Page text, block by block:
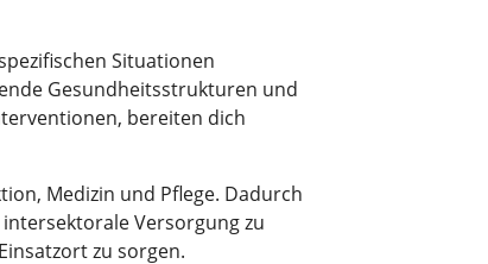
Situationen
Gesundheitsstrukturen und
bereiten dich
Medizin und Pflege. Dadurch
Versorgung zu
zu sorgen.